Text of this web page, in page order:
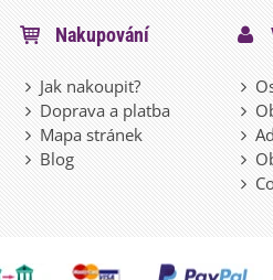
Nakupování
Jak nakoupit?
Doprava a platba
Mapa stránek
Blog